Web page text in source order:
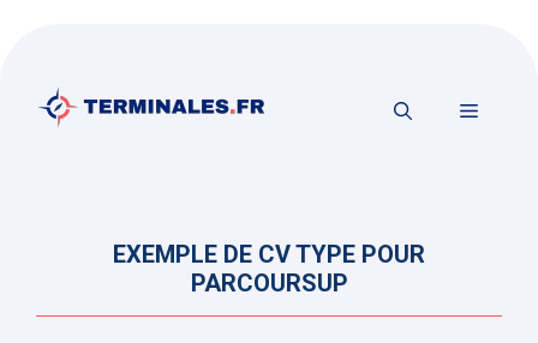
contenu
MENU
EXEMPLE DE CV TYPE POUR
PARCOURSUP